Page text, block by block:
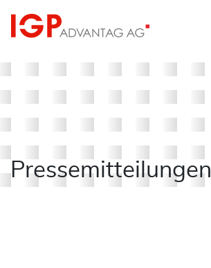
Pressemitteilungen